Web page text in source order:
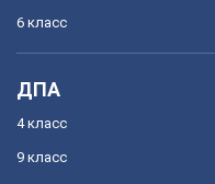
6 класс
ДПА
4 класс
9 класс